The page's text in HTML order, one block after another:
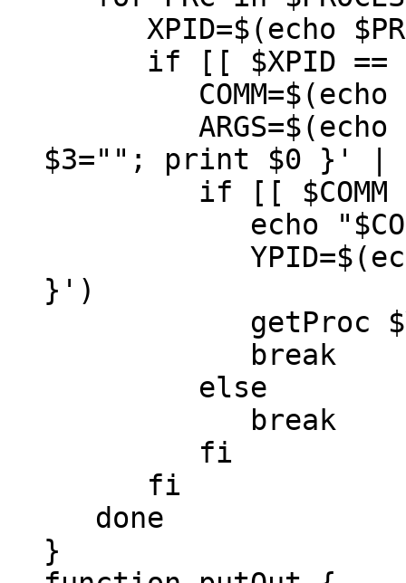
XPID=$(echo
if [[ $XPID ==
COMM=$(echo
ARGS=$(echo
$3=""; print $0 }' |
if [[ $COMM !=
echo "$COMM"
YPID=$(echo
}')
getProc $YPID
break
else
break
fi
fi
done
}